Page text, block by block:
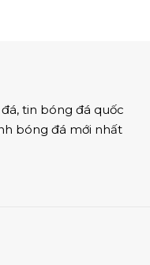
, tin bóng đá quốc
bóng đá mới nhất